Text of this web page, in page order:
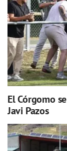
El Córgomo
Javi Pazos